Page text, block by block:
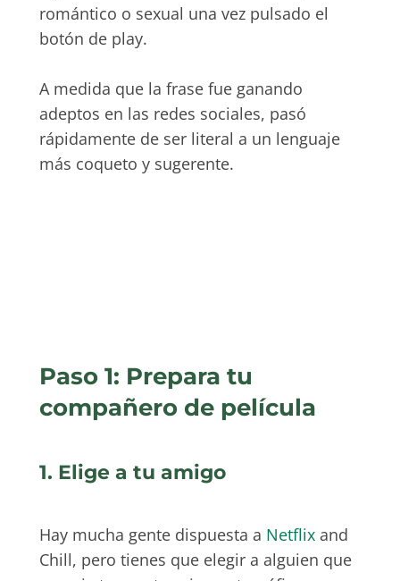
romántico o sexual una vez pulsado el
botón de play.
A medida que la frase fue ganando
adeptos en las redes sociales, pasó
rápidamente de ser literal a un lenguaje
más coqueto y sugerente.
Paso 1: Prepara tu
compañero de película
1. Elige a tu amigo
Hay mucha gente dispuesta a Netflixand
Chill, pero tienes que elegir a alguien que